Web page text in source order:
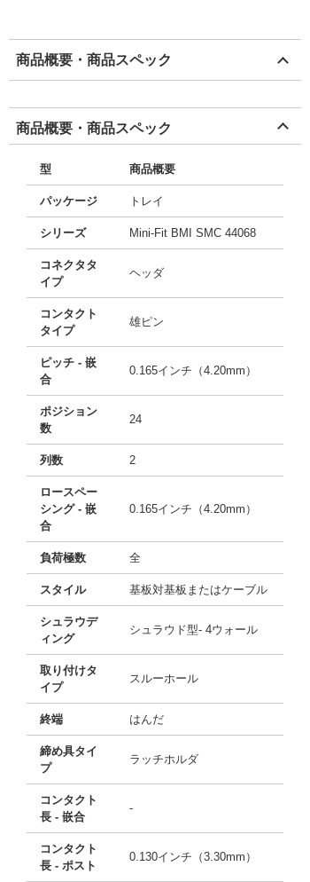
商品概要・商品スペック
商品概要・商品スペック
型 商品概要
パッケージ トレイ
シリーズ Mini-Fit BMI SMC 44068
コネクタタ
イプ
ヘッダ
コンタクト
タイプ
雄ピン
ピッチ - 嵌
合
0.165インチ（4.20mm）
ポジション
数
24
列数 2
ロースペー
シング - 嵌
合
0.165インチ（4.20mm）
負荷極数 全
スタイル 基板対基板またはケーブル
シュラウデ
ィング
シュラウド型- 4ウォール
取り付けタ
イプ
スルーホール
終端 はんだ
締め具タイ
プ
ラッチホルダ
コンタクト
長 - 嵌合
-
コンタクト
長 - ポスト
0.130インチ（3.30mm）